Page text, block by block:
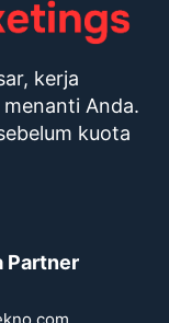
kerja
Anda.
kuota
Partner